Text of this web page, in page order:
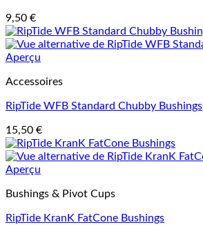
9,50 €
Aperçu
Accessoires
RipTide WFB Standard Chubby Bushings
15,50 €
Aperçu
Bushings & Pivot Cups
RipTide KranK FatCone Bushings